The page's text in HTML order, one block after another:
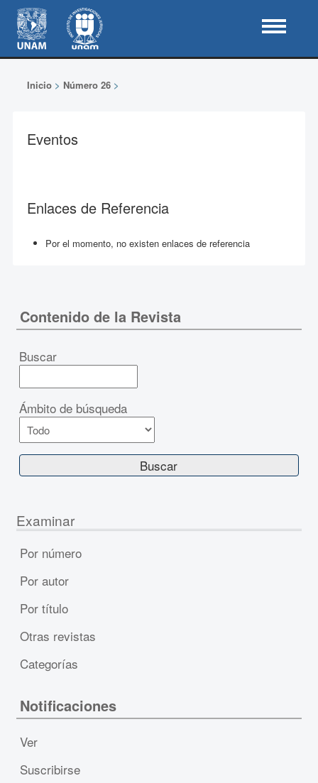
Inicio> Número 26>
Eventos
Enlaces de Referencia
Por el momento, no existen enlaces de referencia
Contenido de la Revista
Buscar
Ámbito de búsqueda
Examinar
Por número
Por autor
Por título
Otras revistas
Categorías
Notificaciones
Ver
Suscribirse